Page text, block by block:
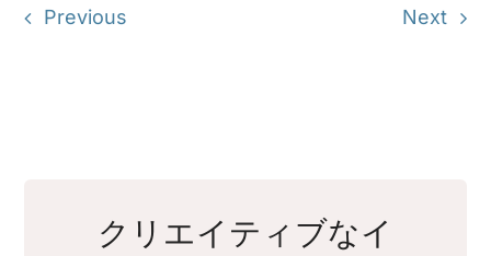
Previous Next
クリエイティブなイ